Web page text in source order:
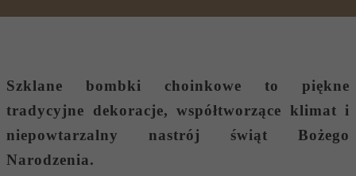
Szklane bombki choinkowe to piękne
tradycyjne dekoracje, współtworzące klimat i
niepowtarzalny nastrój świąt Bożego
Narodzenia.